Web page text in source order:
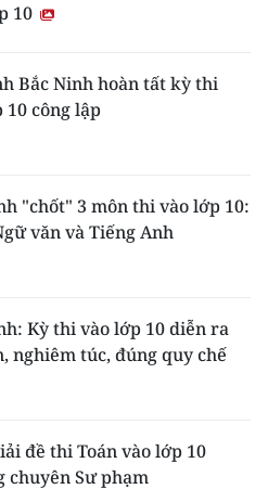
XÃ
10
Bắc Ninh hoàn tất kỳ thi
10 công lập
"chốt" 3 môn thi vào lớp 10:
văn và Tiếng Anh
Kỳ thi vào lớp 10 diễn ra
nghiêm túc, đúng quy chế
đề thi Toán vào lớp 10
chuyên Sư phạm